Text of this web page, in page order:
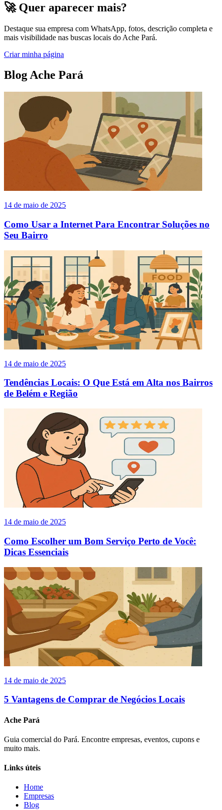
🚀 Quer aparecer mais?
Destaque sua empresa com WhatsApp, fotos, descrição completa e
mais visibilidade nas buscas locais do Ache Pará.
Criar minha página
Blog Ache Pará
14 de maio de 2025
Como Usar a Internet Para Encontrar Soluções no
Seu Bairro
14 de maio de 2025
Tendências Locais: O Que Está em Alta nos Bairros
de Belém e Região
14 de maio de 2025
Como Escolher um Bom Serviço Perto de Você:
Dicas Essenciais
14 de maio de 2025
5 Vantagens de Comprar de Negócios Locais
Ache Pará
Guia comercial do Pará. Encontre empresas, eventos, cupons e
muito mais.
Links úteis
Home
Empresas
Blog